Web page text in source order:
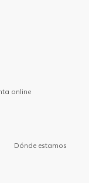
online
Dónde estamos